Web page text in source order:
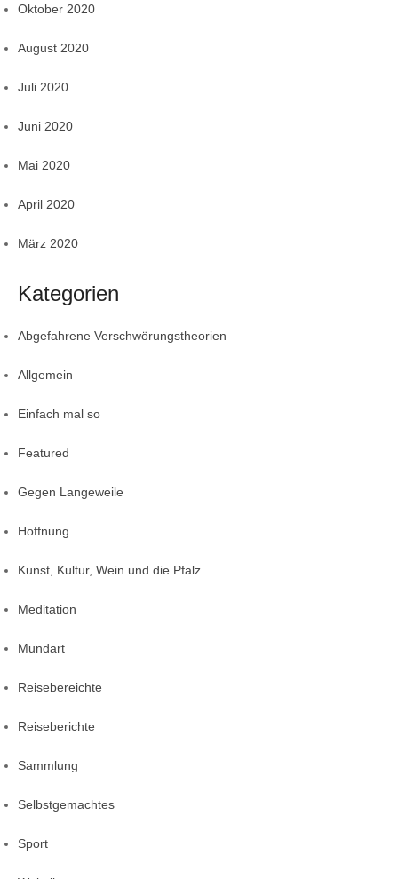
Oktober 2020
August 2020
Juli 2020
Juni 2020
Mai 2020
April 2020
März 2020
Kategorien
Abgefahrene Verschwörungstheorien
Allgemein
Einfach mal so
Featured
Gegen Langeweile
Hoffnung
Kunst, Kultur, Wein und die Pfalz
Meditation
Mundart
Reisebereichte
Reiseberichte
Sammlung
Selbstgemachtes
Sport